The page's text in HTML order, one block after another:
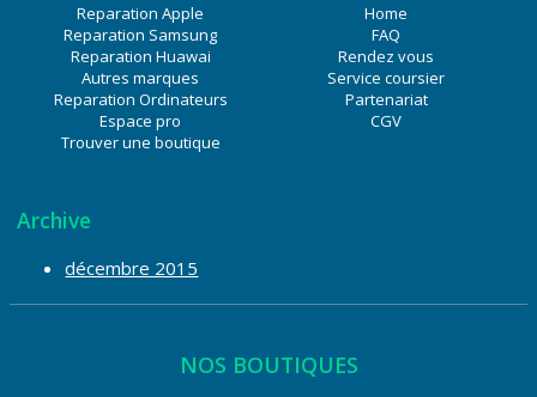
Reparation Apple
Reparation Samsung
Reparation Huawai
Autres marques
Reparation Ordinateurs
Espace pro
Trouver une boutique
Home
FAQ
Rendez vous
Service coursier
Partenariat
CGV
Archive
décembre 2015
NOS BOUTIQUES